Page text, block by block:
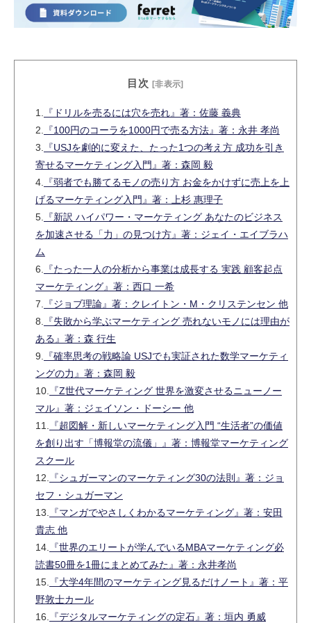
目次 [非表示]
1.
『ドリルを売るには穴を売れ』著：佐藤 義典
2.
『100円のコーラを1000円で売る方法』著：永井 孝尚
3.
『USJを劇的に変えた、たった1つの考え方 成功を引き
寄せるマーケティング入門』著：森岡 毅
4.
『弱者でも勝てるモノの売り方 お金をかけずに売上を上
げるマーケティング入門』著：上杉 惠理子
5.
『新訳 ハイパワー・マーケティング あなたのビジネス
を加速させる「力」の見つけ方』著：ジェイ・エイブラハ
ム
6.
『たった一人の分析から事業は成長する 実践 顧客起点
マーケティング』著：西口 一希
7.
『ジョブ理論』著：クレイトン・M・クリステンセン 他
8.
『失敗から学ぶマーケティング 売れないモノには理由が
ある』著：森 行生
9.
『確率思考の戦略論 USJでも実証された数学マーケティ
ングの力』著：森岡 毅
10.
『Z世代マーケティング 世界を激変させるニューノー
マル』著：ジェイソン・ドーシー 他
11.
『超図解・新しいマーケティング入門 “生活者”の価値
を創り出す「博報堂の流儀」』著：博報堂マーケティング
スクール
12.
『シュガーマンのマーケティング30の法則』著：ジョ
セフ・シュガーマン
13.
『マンガでやさしくわかるマーケティング』著：安田
貴志 他
14.
『世界のエリートが学んでいるMBAマーケティング必
読書50冊を1冊にまとめてみた』著：永井孝尚
15.
『大学4年間のマーケティング見るだけノート』著：平
野敦士カール
16.
『デジタルマーケティングの定石』著：垣内 勇威